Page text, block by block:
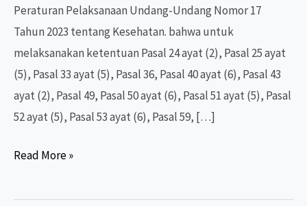
Peraturan Pelaksanaan Undang-Undang Nomor 17
Tahun 2023 tentang Kesehatan. bahwa untuk
melaksanakan ketentuan Pasal 24 ayat (2), Pasal 25 ayat
(5), Pasal 33 ayat (5), Pasal 36, Pasal 40 ayat (6), Pasal 43
ayat (2), Pasal 49, Pasal 50 ayat (6), Pasal 51 ayat (5), Pasal
52 ayat (5), Pasal 53 ayat (6), Pasal 59, […]
PERATURAN
NOMOR
Read More »